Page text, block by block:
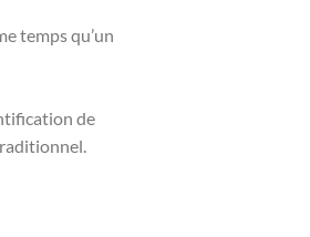
temps qu’un
de